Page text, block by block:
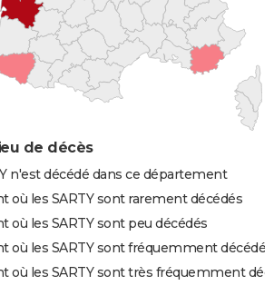
de décès
n'est décédé dans ce département
où les SARTY sont rarement décédés
où les SARTY sont peu décédés
où les SARTY sont fréquemment décédés
où les SARTY sont très fréquemment